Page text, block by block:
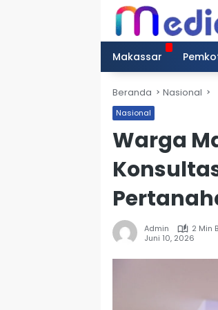
Makassar
Beranda Nasional
Nasional
Warga
Admin
2 Min
Juni 10, 2026